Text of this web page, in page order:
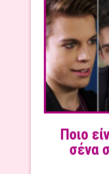
Ποιο
σένα